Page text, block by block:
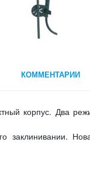
КОММЕНТАРИИ
корпус. Два
заклинивании.